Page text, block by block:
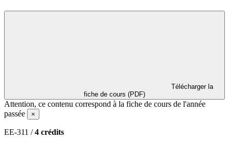
fiche de cours (PDF)
Attention, ce contenu correspond à la fiche de cours de l'année
passée
×
EE-311 /4 crédits